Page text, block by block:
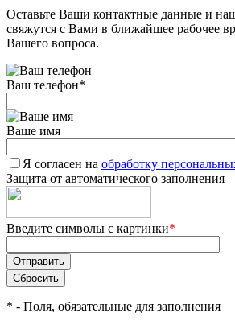
Оставьте Ваши контактные данные и
свяжутся с Вами в ближайшее рабочее
Вашего вопроса.
Ваш телефон*
Ваше имя
Я согласен на обработку
Защита от автоматического заполнения
Введите символы с картинки*
* - Поля, обязательные для заполнения